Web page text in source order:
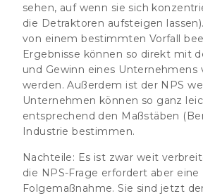
sehen, auf wenn sie sich
die Detraktoren aufsteigen
von einem bestimmten Vorfall
Ergebnisse können so direkt mit
und Gewinn eines Unternehmens
werden. Außerdem ist der NPS
Unternehmen können so ganz
entsprechend den Maßstäben
Industrie bestimmen.
Nachteile: Es ist zwar weit
die NPS-Frage erfordert aber eine
Folgemaßnahme. Sie sind jetzt